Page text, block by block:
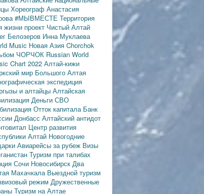
Хореограф Анастасия
#МЫВМЕСТЕ Территория
жизни проект Чистый Алтай
Белозеров Инна Муклаева
Music Новая Азия Chorchok
ЧОРЧОК Russian World
Chart 2022 Алтай-кижи
мир Большого Алтая
экспедиция
и алтайцы Алтайская
Деньги СВО
Отток капитала Банк
Донбасс Алтайский антидот
Центр развития
Алтай Новогодние
Авиарейсы за рубеж Визы
Туризм при талибах
Сочи Новосибирск Два
Махачкала Выездной туризм
режим Дружественные
Туризм на Алтае